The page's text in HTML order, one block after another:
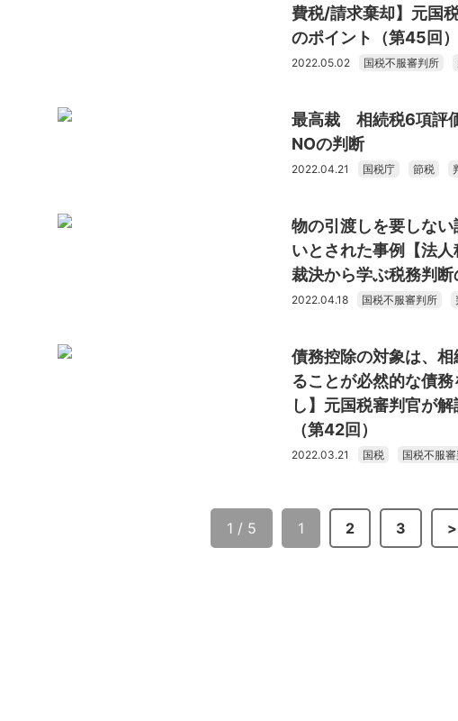
費税/請求棄却】元国
のポイント（第45回）
2022.05.02 国税不服審判所
最高裁 相続税6項評
NOの判断
2022.04.21 国税庁 節税
物の引渡しを要しな
いとされた事例【法
裁決から学ぶ税務判断
2022.04.18 国税不服審判所
債務控除の対象は、
ることが必然的な債
し】元国税審判官が
（第42回）
2022.03.21 国税 国税不服
1 / 5 1 2 3 >